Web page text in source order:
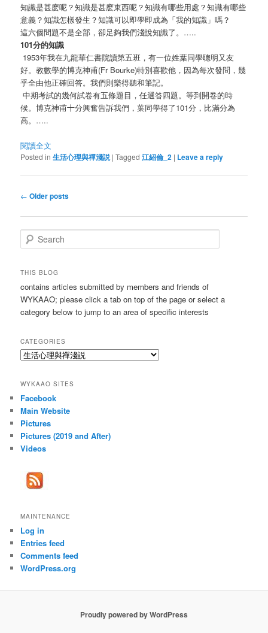
知識是甚麽呢？知識是甚麽東西呢？知識有哪些用處？知識有哪些
意義？知識怎樣發生？知識可以即學即成為「我的知識」嗎？
這六個問題不是全部，卻足夠我們淺說知識了。…..
101分的知識
1953年我在九龍華仁書院讀第五班，有一位姓葉同學聰明又友
好。教數學的博克神甫(Fr Bourke)特別喜歡他，因為每次發問，幾
乎全由他正確回答。我們則樂得聽和筆記。
中期考試的幾何試卷有五條題目，任選答四題。等到開卷的時
候。博克神甫十分興奮告訴我們，葉同學得了101分，比滿分為
高。…..
閱讀全文
Posted in 生活心理與禪淺説 |Tagged 江紹倫_2 | Leave a reply
Post
← Older posts
e
r
h
THIS BLOG
contains articles submitted by members and friends of
WYKAAO; please click a tab on top of the page or select a
category below to jump to an area of specific interests
CATEGORIES
Categories
WYKAAO SITES
Facebook
Main Website
Pictures
Pictures (2019 and After)
Videos
MAINTENANCE
Log in
Entries feed
Comments feed
WordPress.org
Proudly powered by WordPress